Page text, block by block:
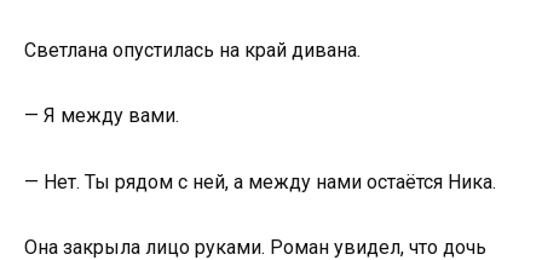
Светлана опустилась на край дивана.
— Я между вами.
— Нет. Ты рядом с ней, а между нами остаётся Ника.
Она закрыла лицо руками. Роман увидел, что дочь